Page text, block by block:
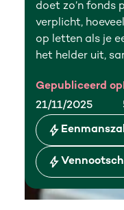
doet zo’n fonds
verplicht,
op letten als je
het helder uit,
Gepubliceerd op
21/11/2025